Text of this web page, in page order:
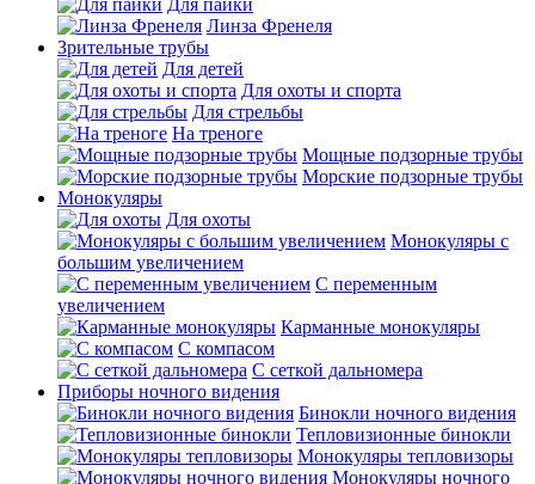
Для пайки
Линза Френеля
Зрительные трубы
Для детей
Для охоты и спорта
Для стрельбы
На треноге
Мощные подзорные трубы
Морские подзорные трубы
Монокуляры
Для охоты
Монокуляры с
большим увеличением
С переменным
увеличением
Карманные монокуляры
С компасом
С сеткой дальномера
Приборы ночного видения
Бинокли ночного видения
Тепловизионные бинокли
Монокуляры тепловизоры
Монокуляры ночного